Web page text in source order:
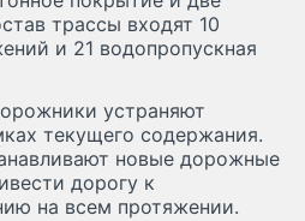
трассы входят 10
и 21 водопропускная
устраняют
текущего содержания.
новые дорожные
дорогу к
на всем протяжении.